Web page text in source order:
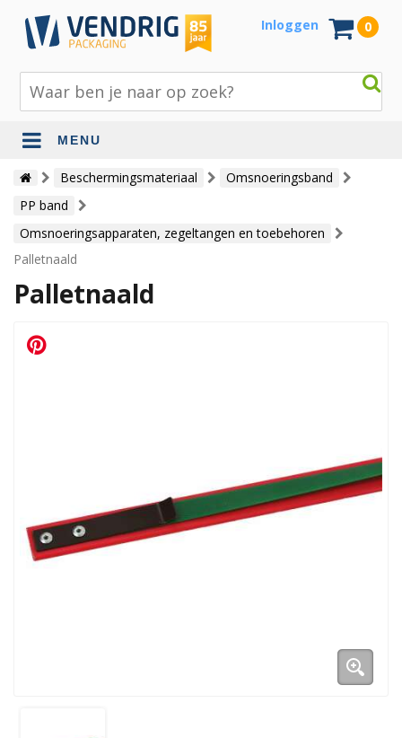
Inloggen 0
MENU
Beschermingsmateriaal
Bouw- en tuinmaterialen
Inpak - en verzendmaterialen
Jute en lopers
Tape en stickers
Beschermingsmateriaal
Omsnoeringsband
PP band
Omsnoeringsapparaten, zegeltangen en toebehoren
Palletnaald
Palletnaald